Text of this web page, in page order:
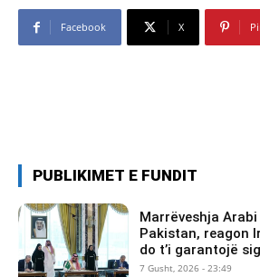
Facebook X
PUBLIKIMET E FUNDIT
Marrëveshja
Pakistan, reagon
do t’i garantojë
7 Gusht, 2026 - 23:49